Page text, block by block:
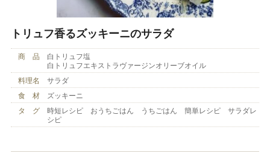
トリュフ香るズッキーニのサラダ
商 品
白トリュフ塩
白トリュフエキストラヴァージンオリーブオイル
料理名
サラダ
食 材
ズッキーニ
タ グ
時短レシピ おうちごはん うちごはん 簡単レシピ サラダレ
シピ